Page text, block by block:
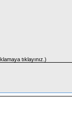
tıklayınız.)